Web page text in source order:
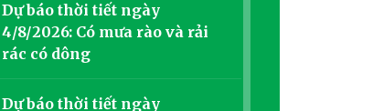
Dự báo thời tiết ngày
4/8/2026: Có mưa rào và rải
rác có dông
Dự báo thời tiết ngày